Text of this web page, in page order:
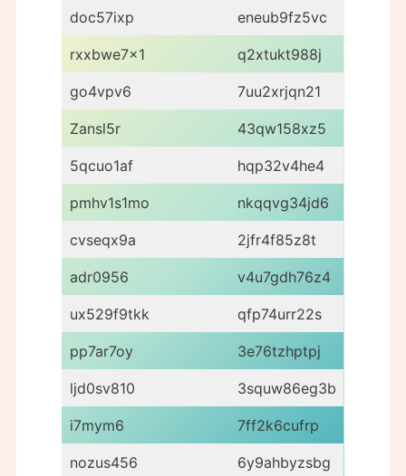
doc57ixp eneub9fz5vc
rxxbwe7x1 q2xtukt988j
go4vpv6 7uu2xrjqn21
Zansl5r 43qw158xz5
5qcuo1af hqp32v4he4
pmhv1s1mo nkqqvg34jd6
cvseqx9a 2jfr4f85z8t
adr0956 v4u7gdh76z4
ux529f9tkk qfp74urr22s
pp7ar7oy 3e76tzhptpj
ljd0sv810 3squw86eg3b
i7mym6 7ff2k6cufrp
nozus456 6y9ahbyzsbg